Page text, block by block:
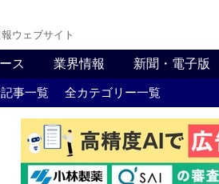
ウェブサイト
ス 業界情報 新聞・電子版
事一覧 全カテゴリー一覧